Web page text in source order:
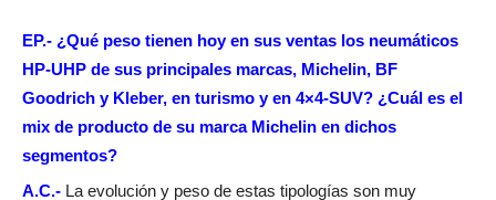
EP.- ¿Qué peso tienen hoy en sus ventas los neumáticos
HP-UHP de sus principales marcas, Michelin, BF
Goodrich y Kleber, en turismo y en 4×4-SUV? ¿Cuál es el
mix de producto de su marca Michelin en dichos
segmentos?
A.C.- La evolución y peso de estas tipologías son muy